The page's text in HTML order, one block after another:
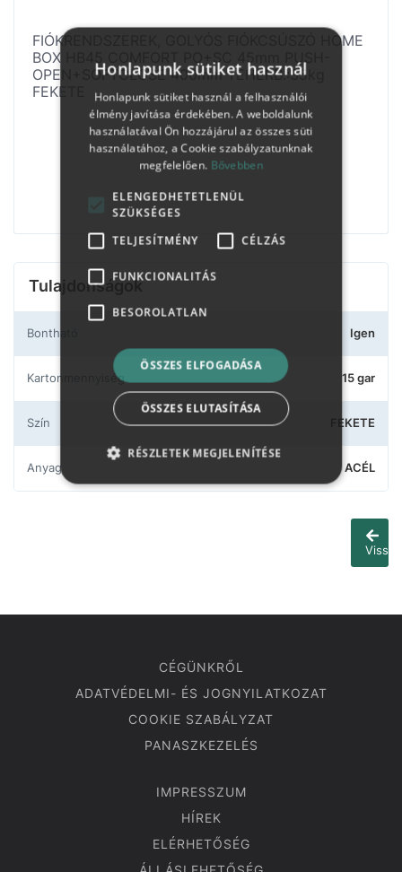
FIÓKRENDSZEREK, GOLYÓS FIÓKCSÚSZÓ HOME
BOX HB45 COMFORT PO+SC 45mm PUSH-
OPEN+SOFTCLOSE 400mm TEHERB.:35kg
FEKETE
Tulajdonságok
Bontható Igen
Kartonmennyiség 15 gar
Szín FEKETE
Anyag ACÉL
Vissza
CÉGÜNKRŐL
ADATVÉDELMI- ÉS JOGNYILATKOZAT
COOKIE SZABÁLYZAT
PANASZKEZELÉS
IMPRESSZUM
HÍREK
ELÉRHETŐSÉG
Honlapunk sütiket használ
Honlapunk sütiket használ a felhasználói
élmény javítása érdekében. A weboldalunk
használatával Ön hozzájárul az összes süti
használatához, a Cookie szabályzatunknak
megfelelően. Bővebben
ELENGEDHETETLENÜL
SZÜKSÉGES
TELJESÍTMÉNY
CÉLZÁS
FUNKCIONALITÁS
BESOROLATLAN
ÖSSZES ELFOGADÁSA
ÖSSZES ELUTASÍTÁSA
RÉSZLETEK MEGJELENÍTÉSE